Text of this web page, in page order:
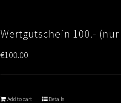
Wertgutschein 100.-
€100.00
Add to cart Details